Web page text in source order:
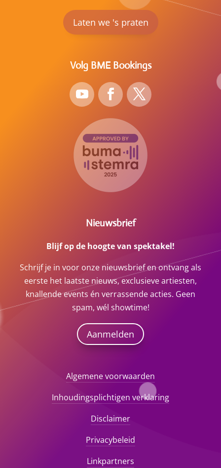
Laten we 's praten
Volg BME Bookings
Nieuwsbrief
Blijf op de hoogte van spektakel!
Schrijf je in voor onze nieuwsbrief en ontvang als
eerste het laatste nieuws, exclusieve artiesten,
knallende events én verrassende acties. Geen
spam, wél showtime!
Aanmelden
Algemene voorwaarden
Inhoudingsplichtigen verklaring
Disclaimer
Privacybeleid
Linkpartners